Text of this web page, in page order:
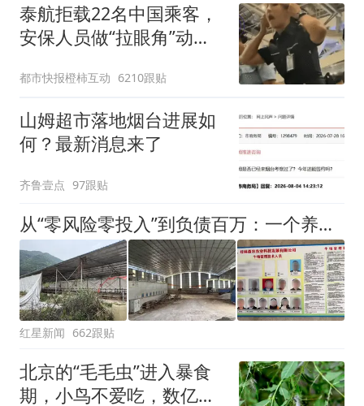
泰航拒载22名中国乘客，
安保人员做“拉眼角”动
拒绝登机决定由航司作
出；亲历者：曾承诺免费
改签但没兑现
都市快报橙柿互动 6210跟贴
山姆超市落地烟台进展如
何？最新消息来了
齐鲁壹点 97跟贴
从“零风险零投入”到负债百万：一个养牛项目崩盘后，谁该为农户的贷款买单丨红星调查
红星新闻 662跟贴
北京的“毛毛虫”进入暴食
期，小鸟不爱吃，数亿头